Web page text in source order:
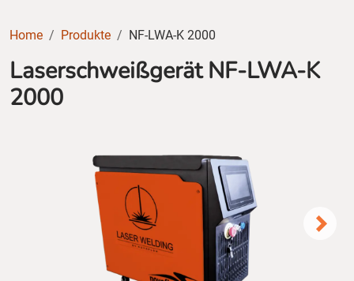
Home Produkte NF-LWA-K 2000
Laserschweißgerät NF-LWA-K
2000